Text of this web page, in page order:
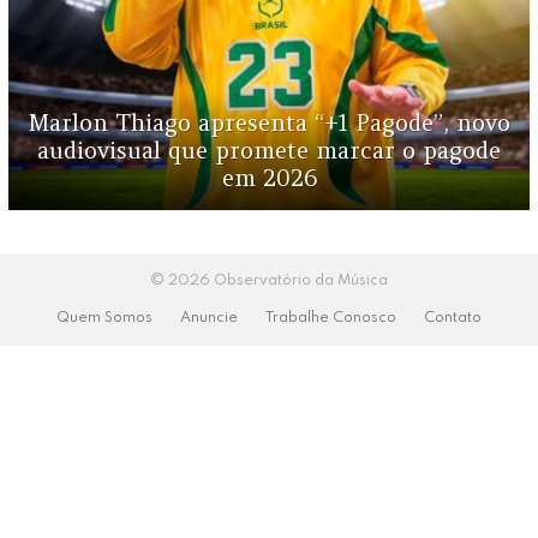
Marlon Thiago apresenta “+1 Pagode”, novo
audiovisual que promete marcar o pagode
em 2026
© 2026 Observatório da Música
Quem Somos Anuncie Trabalhe Conosco Contato